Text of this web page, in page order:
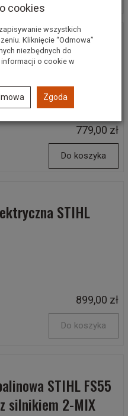
STIHL FS38 0,9
779,00 zł
Do koszyka
STIHL
899,00 zł
Do koszyka
STIHL FS55
silnikiem 2-MIX
cookies
wszystkich
Kliknięcie “Odmowa”
niezbędnych do
o cookie w
Zgoda